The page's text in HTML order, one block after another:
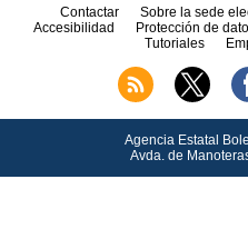
Contactar Sobre la sede
Accesibilidad
Protección de
Tutoriales
Agencia Estatal
Avda.de